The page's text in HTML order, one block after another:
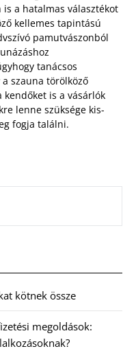
is a hatalmas választékot
kellemes tapintású
pamutvászonból
tanácsos
szauna törölköző
kendőket is a vásárlók
lenne szüksége kis-
fogja találni.
kötnek össze
megoldások: